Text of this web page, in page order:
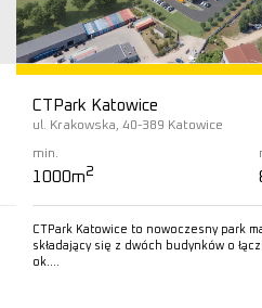
CTPark Katowice
ul. Krakowska, 40-389 Katowice
min.
1000m2
CTPark Katowice to nowoczesny park
składający się z dwóch budynków o
ok….